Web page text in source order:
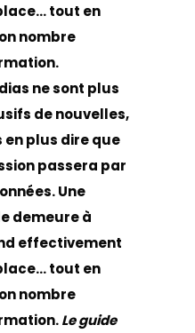
tout en
nombre
ne sont plus
de nouvelles,
en plus dire que
passera par
Une
demeure à
effectivement
tout en
nombre
Le guide